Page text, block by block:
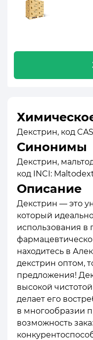
Декстрин, код
Синонимы
Декстрин,
код INCI:
Описание
Декстрин — это
который
использования в
находитесь в
декстрин оптом,
предложения!
высокой
делает его
в многообразии
возможность